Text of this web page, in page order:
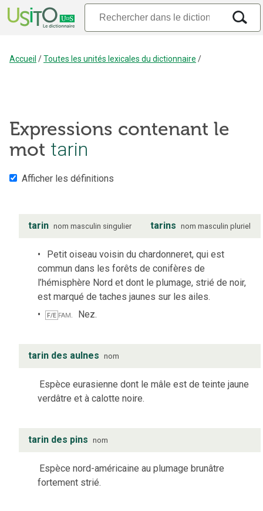
Accueil /Toutes les unités lexicales du dictionnaire /
Expressions contenant le
mot tarin
Afficher les définitions
tarin nom masculin singulier tarins nom masculin pluriel
Petit oiseau voisin du chardonneret, qui est
commun dans les forêts de conifères de
l’hémisphère Nord et dont le plumage, strié de noir,
est marqué de taches jaunes sur les ailes.
F/E fam. Nez.
tarin des aulnes nom
Espèce eurasienne dont le mâle est de teinte jaune
verdâtre et à calotte noire.
tarin des pins nom
Espèce nord-américaine au plumage brunâtre
fortement strié.